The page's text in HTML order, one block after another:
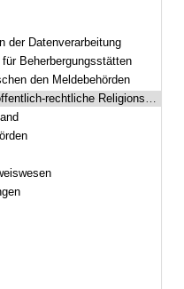
der Datenverarbeitung
Beherbergungsstätten
den Meldebehörden
Religionsgesellschaften